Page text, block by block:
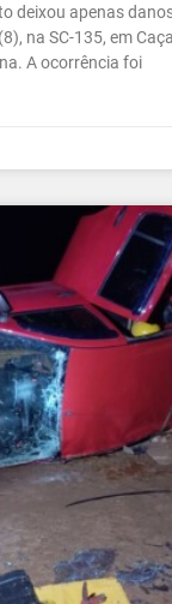
deixou apenas
na SC-135, em
A ocorrência foi